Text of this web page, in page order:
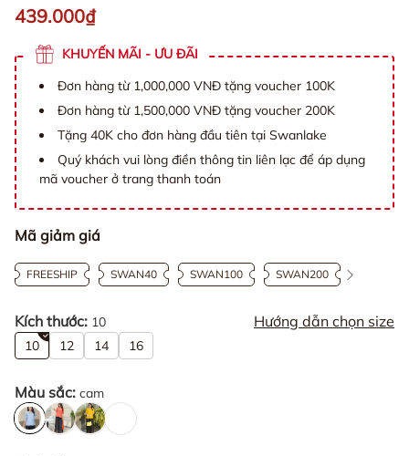
439.000₫
KHUYẾN MÃI - ƯU ĐÃI
Đơn hàng từ 1,000,000 VNĐ tặng voucher 100K
Đơn hàng từ 1,500,000 VNĐ tặng voucher 200K
Tặng 40K cho đơn hàng đầu tiên tại Swanlake
Quý khách vui lòng điền thông tin liên lạc để áp dụng
mã voucher ở trang thanh toán
Mã giảm giá
FREESHIP SWAN40 SWAN100 SWAN200
Kích thước: 10 Hướng dẫn chọn size
10 12 14 16
Màu sắc: cam